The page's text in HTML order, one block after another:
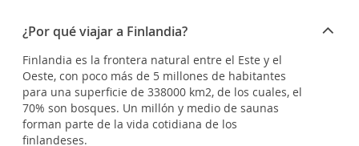
¿Por qué viajar a Finlandia?
Finlandia es la frontera natural entre el Este y el
Oeste, con poco más de 5 millones de habitantes
para una superficie de 338000 km2, de los cuales, el
70% son bosques. Un millón y medio de saunas
forman parte de la vida cotidiana de los
finlandeses.